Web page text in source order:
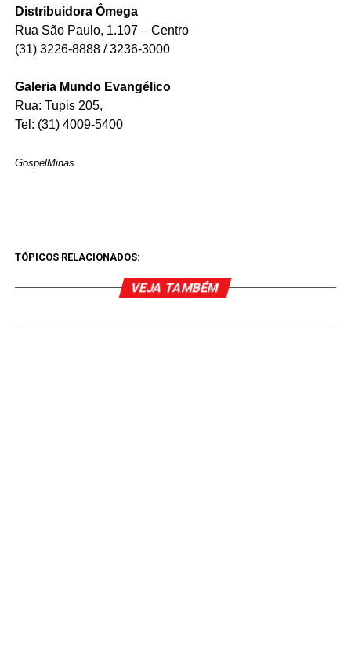
Distribuidora Ômega
Rua São Paulo, 1.107 – Centro
(31) 3226-8888 / 3236-3000
Galeria Mundo Evangélico
Rua: Tupis 205,
Tel: (31) 4009-5400
GospelMinas
TÓPICOS RELACIONADOS:
VEJA TAMBÉM